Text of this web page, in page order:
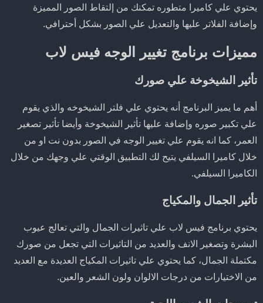
يحتوي علي كاميرا متطوره تمكنك من إلتقاط الصور المميزة
وإضافة الفلاتر عليها والتعديل علي الصور بشكل أحترافي.
مميزات برنامج تغيير الوجه فيس لاب
تأثير الشيخوخة علي صورك
أهم ما يميز البرنامج أنه يحتوي علي فلتر الشيخوخه والذي يقوم
علي تكبير صوره وإضافة عليها تأثير الشيخوخة وأيضا تأثير تصغير
العمر، كما انه يقوم علي تغيير الوجه في الصور بدون نت او من
خلال كاميرا السيلفي يتيح لك التطبيق الوقتي علي وجهك من خلال
الكاميرا السيلفي.
تأثير الجمال والمكياج
يحتوي برنامج فيس لاب علي تاثيرات الجمال والتي تعالج عيوب
البشرة وتصغير الانف والعديد من التاثيرات التي تجعل من صورك
مكتملة الجمال، كما يحتوي علي تاثيرات المكياج العديدة مع العديد
من الاختيارات من درجات الالوان ولون الشعر والعين.